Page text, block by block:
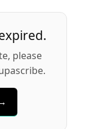
please